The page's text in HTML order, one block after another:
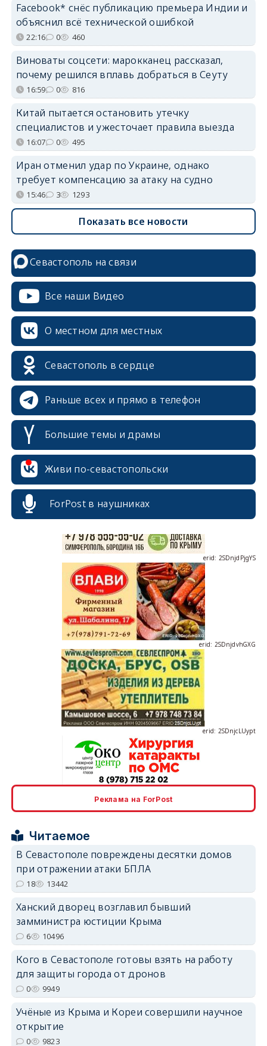
Facebook* снёс публикацию премьера Индии и
объяснил всё технической ошибкой
22:16 0 460
Виноваты соцсети: марокканец рассказал,
почему решился вплавь добраться в Сеуту
16:59 0 816
Китай пытается остановить утечку
специалистов и ужесточает правила выезда
16:07 0 495
Иран отменил удар по Украине, однако
требует компенсацию за атаку на судно
15:46 3 1293
Показать все новости
Севастополь на связи
Все наши Видео
О местном для местных
Севастополь в сердце
Раньше всех и прямо в телефон
Большие темы и драмы
Живи по-севастопольски
ForPost в наушниках
erid: 2SDnjcrDNw6
erid: 2SDnjdPjgYS
erid: 2SDnjdvhGXG
erid: 2SDnjcLUypt
erid: 2SDnjdvhGXG
Реклама на ForPost
Читаемое
В Севастополе повреждены десятки домов
при отражении атаки БПЛА
18 13442
Ханский дворец возглавил бывший
замминистра юстиции Крыма
6 10496
Кого в Севастополе готовы взять на работу
для защиты города от дронов
0 9949
Учёные из Крыма и Кореи совершили научное
открытие
0 9823